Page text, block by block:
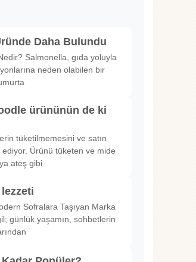
Daha Bulundu
Salmonella, gıda yoluyla
neden olabilen bir
ürününün de ki
tüketilmemesini ve satın
Ürünü tüketen ve mide
ateş gibi
Sofralara Taşıyan Marka
günlük yaşamın, sohbetlerin